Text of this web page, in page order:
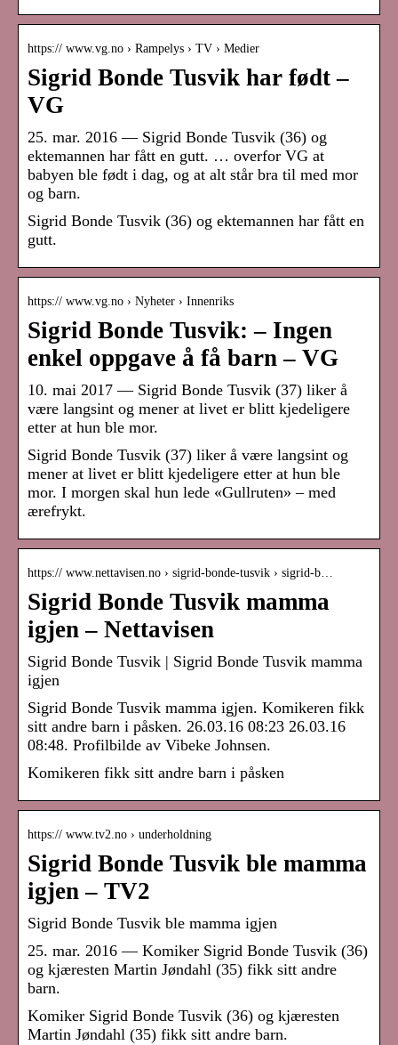
https:// www.vg.no › Rampelys › TV › Medier
Sigrid Bonde Tusvik har født –
VG
25. mar. 2016 — Sigrid Bonde Tusvik (36) og
ektemannen har fått en gutt. … overfor VG at
babyen ble født i dag, og at alt står bra til med mor
og barn.
Sigrid Bonde Tusvik (36) og ektemannen har fått en
gutt.
https:// www.vg.no › Nyheter › Innenriks
Sigrid Bonde Tusvik: – Ingen
enkel oppgave å få barn – VG
10. mai 2017 — Sigrid Bonde Tusvik (37) liker å
være langsint og mener at livet er blitt kjedeligere
etter at hun ble mor.
Sigrid Bonde Tusvik (37) liker å være langsint og
mener at livet er blitt kjedeligere etter at hun ble
mor. I morgen skal hun lede «Gullruten» – med
ærefrykt.
https:// www.nettavisen.no › sigrid-bonde-tusvik › sigrid-b…
Sigrid Bonde Tusvik mamma
igjen – Nettavisen
Sigrid Bonde Tusvik | Sigrid Bonde Tusvik mamma
igjen
Sigrid Bonde Tusvik mamma igjen. Komikeren fikk
sitt andre barn i påsken. 26.03.16 08:23 26.03.16
08:48. Profilbilde av Vibeke Johnsen.
Komikeren fikk sitt andre barn i påsken
https:// www.tv2.no › underholdning
Sigrid Bonde Tusvik ble mamma
igjen – TV2
Sigrid Bonde Tusvik ble mamma igjen
25. mar. 2016 — Komiker Sigrid Bonde Tusvik (36)
og kjæresten Martin Jøndahl (35) fikk sitt andre
barn.
Komiker Sigrid Bonde Tusvik (36) og kjæresten
Martin Jøndahl (35) fikk sitt andre barn.